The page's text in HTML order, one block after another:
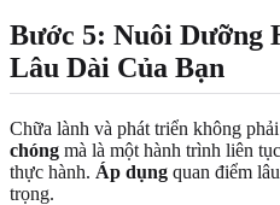
Bước 5: Nuôi Dưỡng
Lâu Dài Của Bạn
Chữa lành và phát triển không
chóng mà là một hành trình liên
thực hành. Áp dụng quan điểm
trọng.